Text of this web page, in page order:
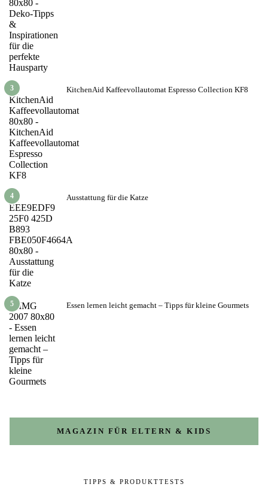
3 KitchenAid Kaffeevollautomat Espresso Collection KF8
4 Ausstattung für die Katze
5 Essen lernen leicht gemacht – Tipps für kleine Gourmets
MAGAZIN FÜR ELTERN & KIDS
TIPPS & PRODUKTTESTS